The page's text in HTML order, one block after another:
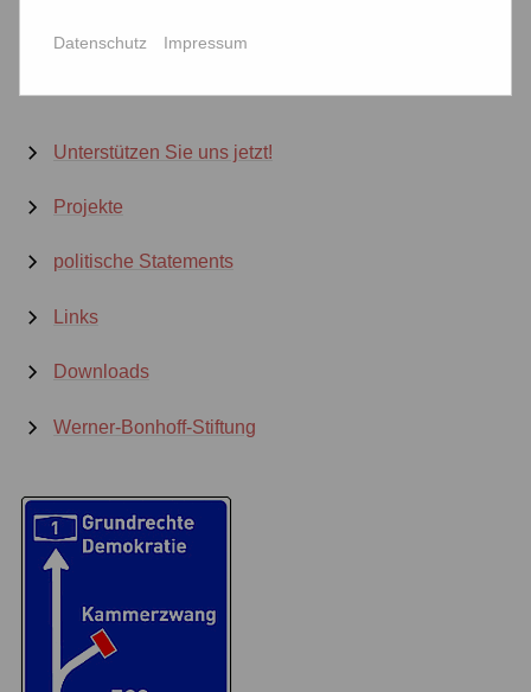
Unterstützen Sie uns jetzt!
Projekte
politische Statements
Links
Downloads
Werner-Bonhoff-Stiftung
Datenschutz Impressum